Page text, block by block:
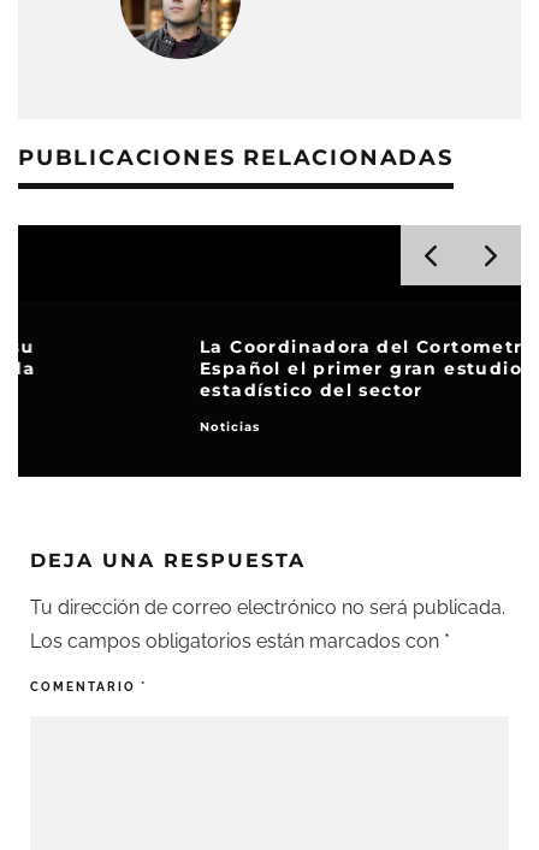
PUBLICACIONES RELACIONADAS
La Coordinadora del Cortometraje
Español el primer gran estudio
estadístico del sector
DEJA UNA RESPUESTA
Tu dirección de correo electrónico no será publicada.
Los campos obligatorios están marcados con *
COMENTARIO *